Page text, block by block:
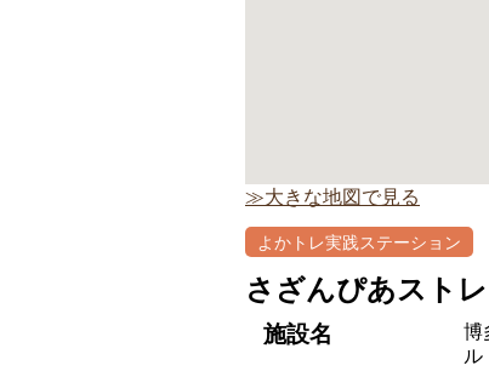
≫大きな地図で見る
よかトレ実践ステーション
さざんぴあスト
施設名
博
ル